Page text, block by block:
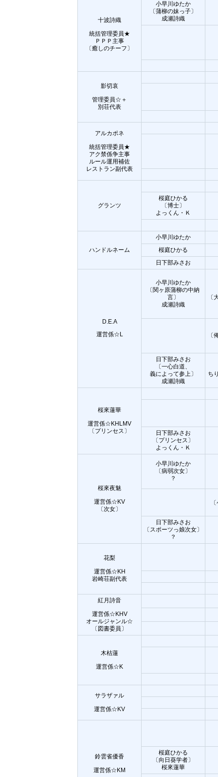
十波詩織
統括管理委員★
ＰＰＰ主事
〔癒しのチーフ〕
小早川ゆたか
〔蒲柳の妹っ子〕
成瀬詩織
影切哀
管理委員☆＋
別荘代表
アルカポネ
統括管理委員★
アク禁係争主事
ルール運用補佐
レストラン副代表
グランツ
桜庭ひかる
〔博士〕
よっくん・Ｋ
ハンドルネーム
小早川ゆたか
桜庭ひかる
日下部みさお
D.E.A
運営係☆L
小早川ゆたか
〔関ヶ原蒲柳の中納
言〕
成瀬詩織
〔
〔
日下部みさお
〔一心白道、
義によって参上〕
成瀬詩織
ち
桜來蓮華
運営係☆KHLMV
〔プリンセス〕
日下部みさお
〔プリンセス〕
よっくん・Ｋ
桜來夜魅
運営係☆KV
〔次女〕
小早川ゆたか
〔病弱次女〕
？
日下部みさお
〔スポーツっ娘次女〕
？
花梨
運営係☆KH
岩崎荘副代表
紅月詩音
運営係☆KHV
オールジャンル☆
〔図書委員〕
木枯蓮
運営係☆K
サラザァル
運営係☆KV
鈴雲雀優香
運営係☆KM
桜庭ひかる
〔向日葵学者〕
桜來蓮華